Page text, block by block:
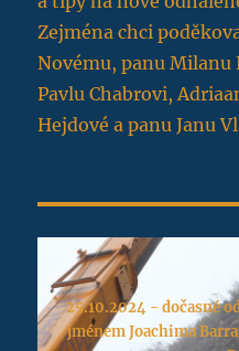
Zejména chci
Novému, panu
Pavlu Chabrovi,
Hejdové a panu Janu
25.10.2024 - dočasné
jménem Joachima